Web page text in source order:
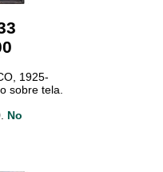
1925-
sobre tela.
No